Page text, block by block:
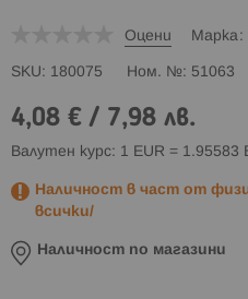
Оцени Марка
SKU 180075 Ном. № 51063
4,08 € / 7,98 лв.
Валутен курс: 1 EUR = 1.95583
Наличност в част от
всички/
Наличност по магазини